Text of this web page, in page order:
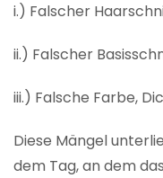
i.) Falscher
ii.) Falscher
iii.) Falsche Farbe,
Diese Mängel
dem Tag, an dem